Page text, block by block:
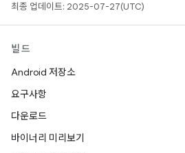
최종 업데이트: 2025-07-27(UTC)
빌드
Android 저장소
요구사항
다운로드
바이너리 미리보기